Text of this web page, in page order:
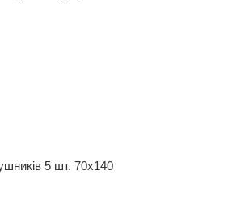
5 шт. 70x140